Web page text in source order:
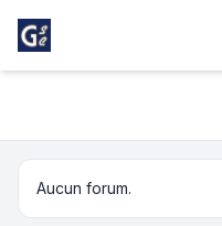
Girondins Social
Aucun forum.